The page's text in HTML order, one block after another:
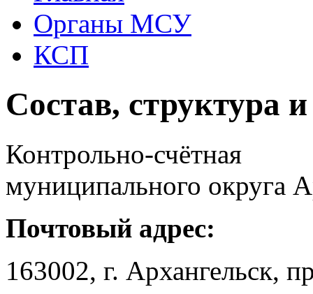
Органы МСУ
КСП
Состав, структура
Контрольно-
муниципального округа
Почтовый адрес:
163002, г. Архангельск,